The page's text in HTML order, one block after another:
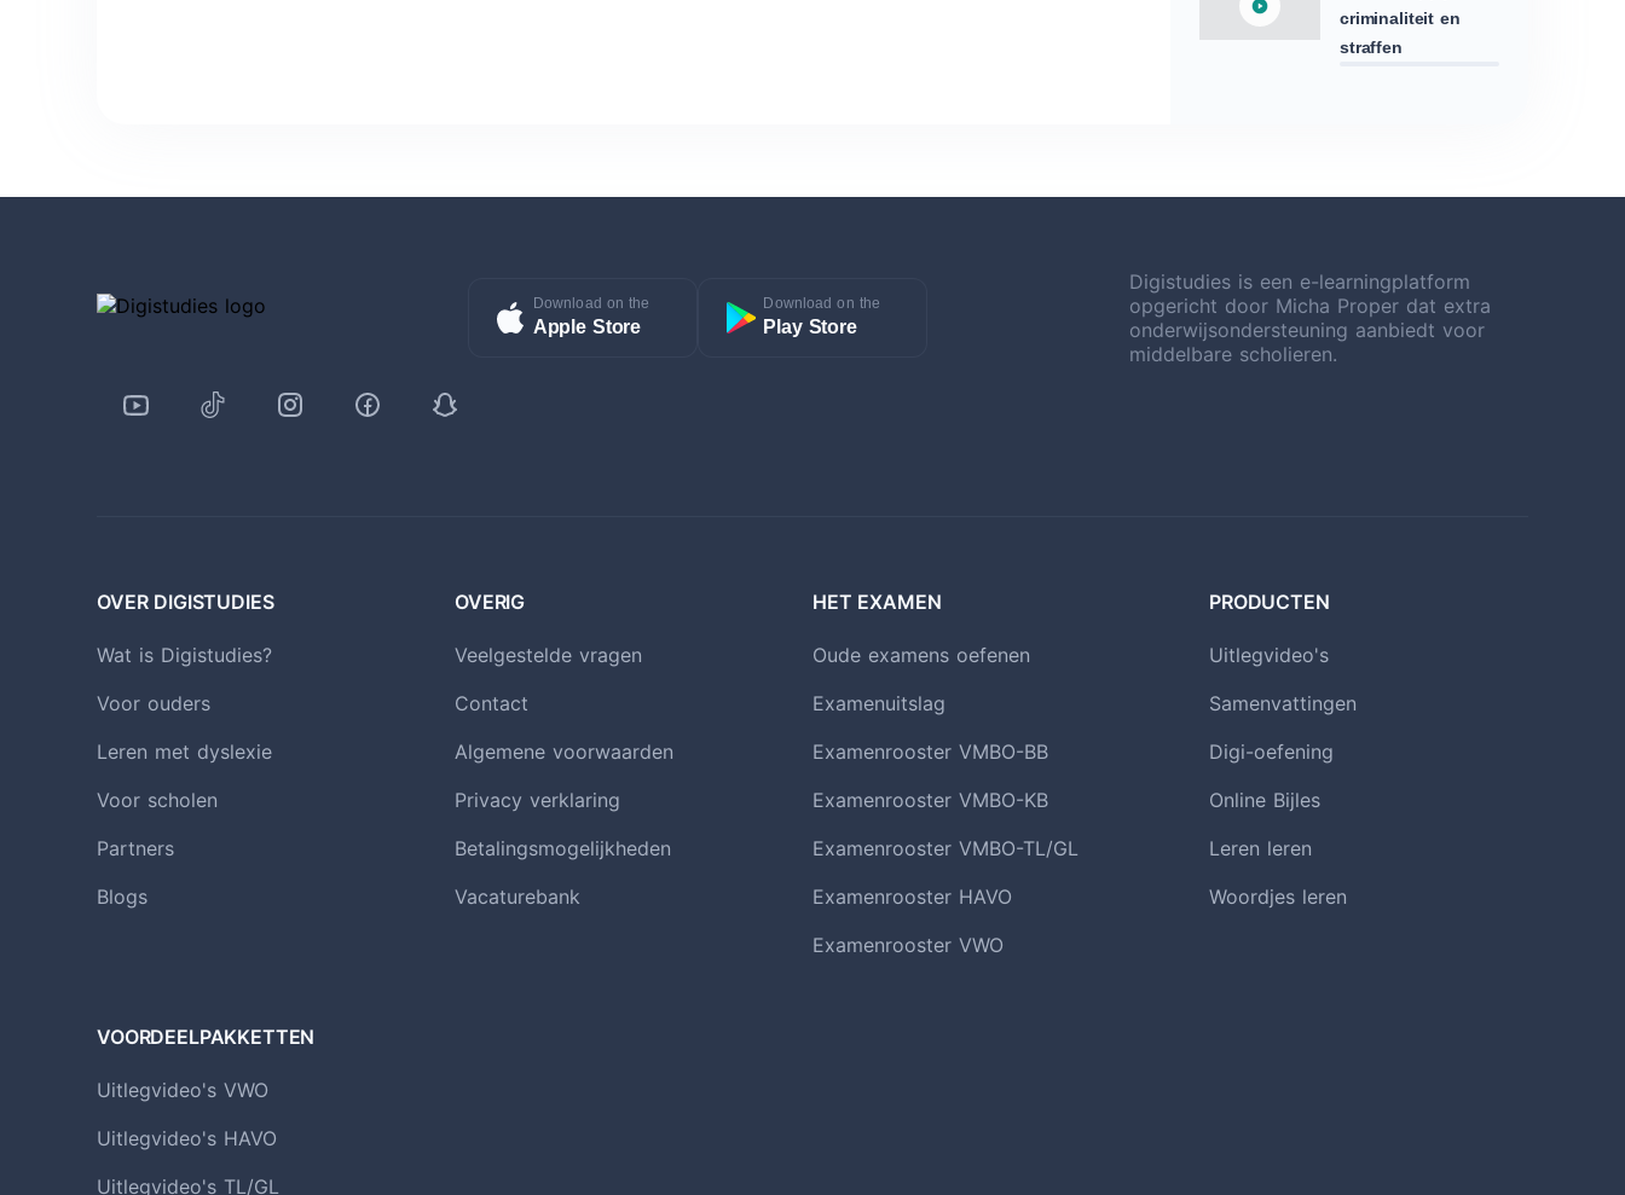
criminaliteit en
straffen
Download on the
Apple Store
Download on the
Play Store
Digistudies is een e-learningplatform
opgericht door Micha Proper dat extra
onderwijsondersteuning aanbiedt voor
middelbare scholieren.
OVER DIGISTUDIES
Wat is Digistudies?
Voor ouders
Leren met dyslexie
Voor scholen
Partners
Blogs
OVERIG
Veelgestelde vragen
Contact
Algemene voorwaarden
Privacy verklaring
Betalingsmogelijkheden
Vacaturebank
HET EXAMEN
Oude examens oefenen
Examenuitslag
Examenrooster VMBO-BB
Examenrooster VMBO-KB
Examenrooster VMBO-TL/GL
Examenrooster HAVO
Examenrooster VWO
PRODUCTEN
Uitlegvideo's
Samenvattingen
Digi-oefening
Online Bijles
Leren leren
Woordjes leren
VOORDEELPAKKETTEN
Uitlegvideo's VWO
Uitlegvideo's HAVO
Uitlegvideo's TL/GL